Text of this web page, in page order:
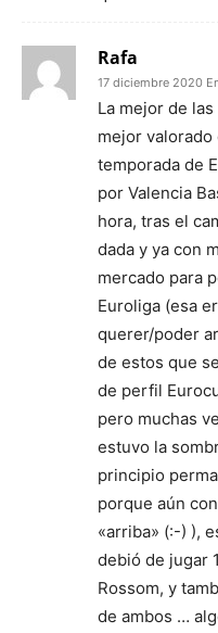
Rafa
17 diciembre 2020
La mejor de
mejor
temporada de
por Valencia
hora, tras el
dada y ya con
mercado para
Euroliga (esa
querer/poder
de estos que
de perfil
pero muchas
estuvo la
principio
porque aún
«arriba» (:-) ),
debió de jugar
Rossom, y
de ambos …